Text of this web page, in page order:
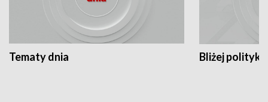
Tematy dnia Bliżej polityki